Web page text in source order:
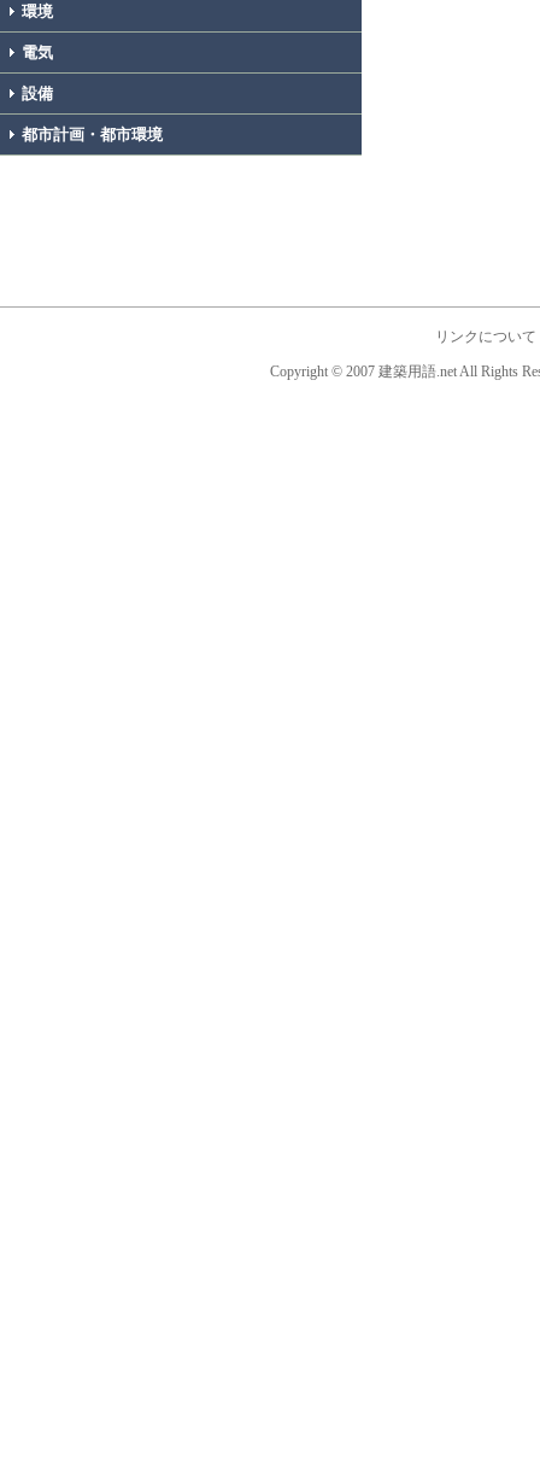
環境
電気
設備
都市計画・都市環境
リンクについて
Copyright © 2007 建築用語.net All Rights